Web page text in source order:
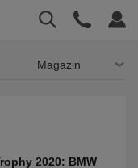
Magazin
2020: BMW